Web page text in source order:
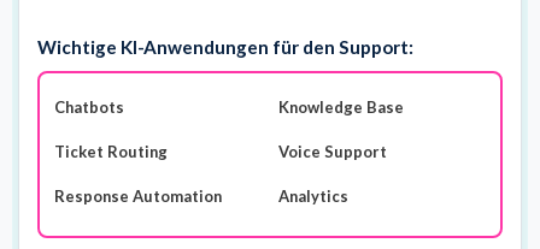
Wichtige KI-Anwendungen für den Support:
Chatbots
Ticket Routing
Response Automation
Knowledge Base
Voice Support
Analytics